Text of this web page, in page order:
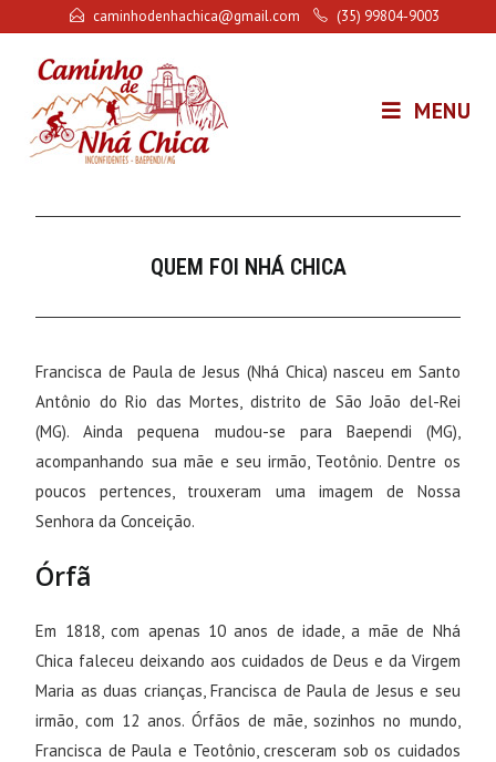
caminhodenhachica@gmail.com (35) 99804-9003
MENU
QUEM FOI NHÁ CHICA
Francisca de Paula de Jesus (Nhá Chica) nasceu em Santo
Antônio do Rio das Mortes, distrito de São João del-Rei
(MG). Ainda pequena mudou-se para Baependi (MG),
acompanhando sua mãe e seu irmão, Teotônio. Dentre os
poucos pertences, trouxeram uma imagem de Nossa
Senhora da Conceição.
Órfã
Em 1818, com apenas 10 anos de idade, a mãe de Nhá
Chica faleceu deixando aos cuidados de Deus e da Virgem
Maria as duas crianças, Francisca de Paula de Jesus e seu
irmão, com 12 anos. Órfãos de mãe, sozinhos no mundo,
Francisca de Paula e Teotônio, cresceram sob os cuidados